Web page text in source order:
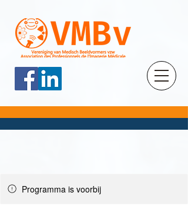
Programma is voorbij